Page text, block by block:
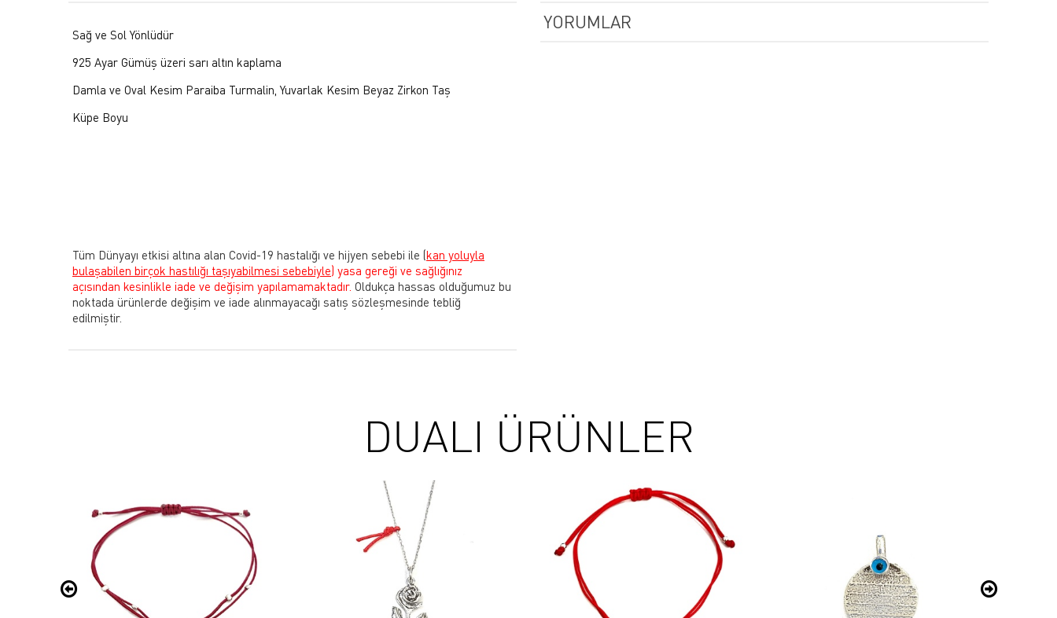
Sağ ve Sol Yönlüdür
925 Ayar Gümüş üzeri sarı altın kaplama
Damla ve Oval Kesim Paraiba Turmalin, Yuvarlak Kesim Beyaz Zirkon Taş
Küpe Boyu
Tüm Dünyayı etkisi altına alan Covid-19 hastalığı ve hijyen sebebi ile (kan yoluyla
bulaşabilen birçok hastılığı taşıyabilmesi sebebiyle) yasa gereği ve sağlığınız
açısından kesinlikle iade ve değişim yapılamamaktadır. Oldukça hassas olduğumuz bu
noktada ürünlerde değişim ve iade alınmayacağı satış sözleşmesinde tebliğ
edilmiştir.
YORUMLAR
DUALI ÜRÜNLER